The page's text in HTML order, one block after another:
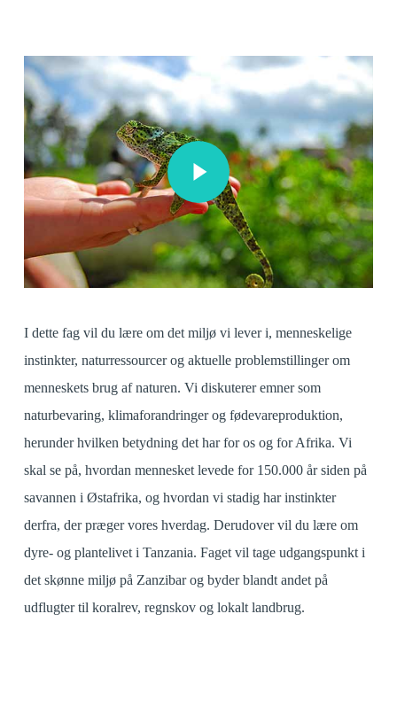
Play Video
Play Video
I dette fag vil du lære om det miljø vi lever i, menneskelige
instinkter, naturressourcer og aktuelle problemstillinger om
menneskets brug af naturen. Vi diskuterer emner som
naturbevaring, klimaforandringer og fødevareproduktion,
herunder hvilken betydning det har for os og for Afrika. Vi
skal se på, hvordan mennesket levede for 150.000 år siden på
savannen i Østafrika, og hvordan vi stadig har instinkter
derfra, der præger vores hverdag. Derudover vil du lære om
dyre- og plantelivet i Tanzania. Faget vil tage udgangspunkt i
det skønne miljø på Zanzibar og byder blandt andet på
udflugter til koralrev, regnskov og lokalt landbrug.